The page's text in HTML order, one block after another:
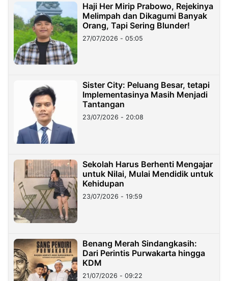
Haji Her Mirip Prabowo, Rejekinya
Melimpah dan Dikagumi Banyak
Orang, Tapi Sering Blunder!
27/07/2026 - 05:05
Sister City: Peluang Besar, tetapi
Implementasinya Masih Menjadi
Tantangan
23/07/2026 - 20:08
Sekolah Harus Berhenti Mengajar
untuk Nilai, Mulai Mendidik untuk
Kehidupan
23/07/2026 - 19:59
Benang Merah Sindangkasih:
Dari Perintis Purwakarta hingga
KDM
21/07/2026 - 09:22